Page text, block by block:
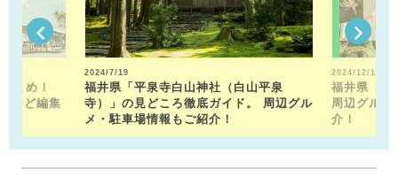
とめ！
など編集
2024/7/19
福井県「平泉寺白山神社（白山平泉
寺）」の見どころ徹底ガイド。 周辺グル
メ・駐車場情報もご紹介！
2024/12/13
福井県「福
周辺グル
介！